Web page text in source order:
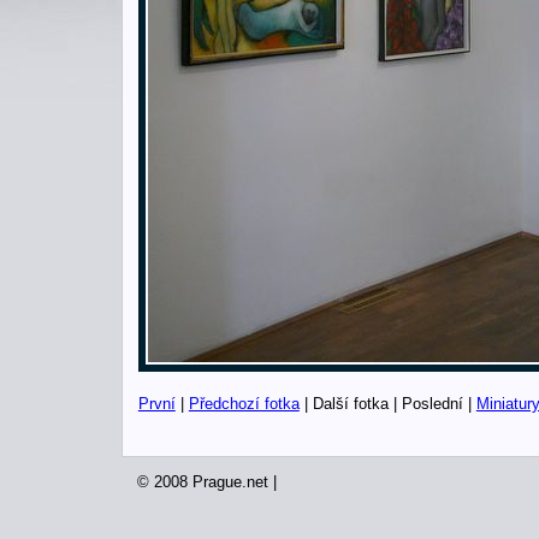
První| Předchozí fotka| Další fotka | Poslední | Miniatury
© 2008 Prague.net |